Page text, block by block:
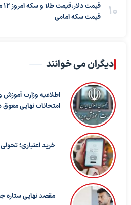
قیمت سکه امامی
دیگران می خوانند
اطلاعیه وزارت آموزش
امتحانات نهایی معوق در ۴ استان جنوبی
خرید اعتباری؛
مقصد نهایی